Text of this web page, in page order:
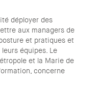
déployer des
aux managers de
et pratiques et
équipes. Le
et la Marie de
concerne